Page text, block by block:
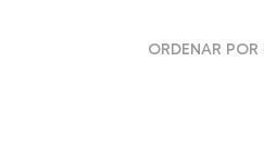
ORDENAR POR